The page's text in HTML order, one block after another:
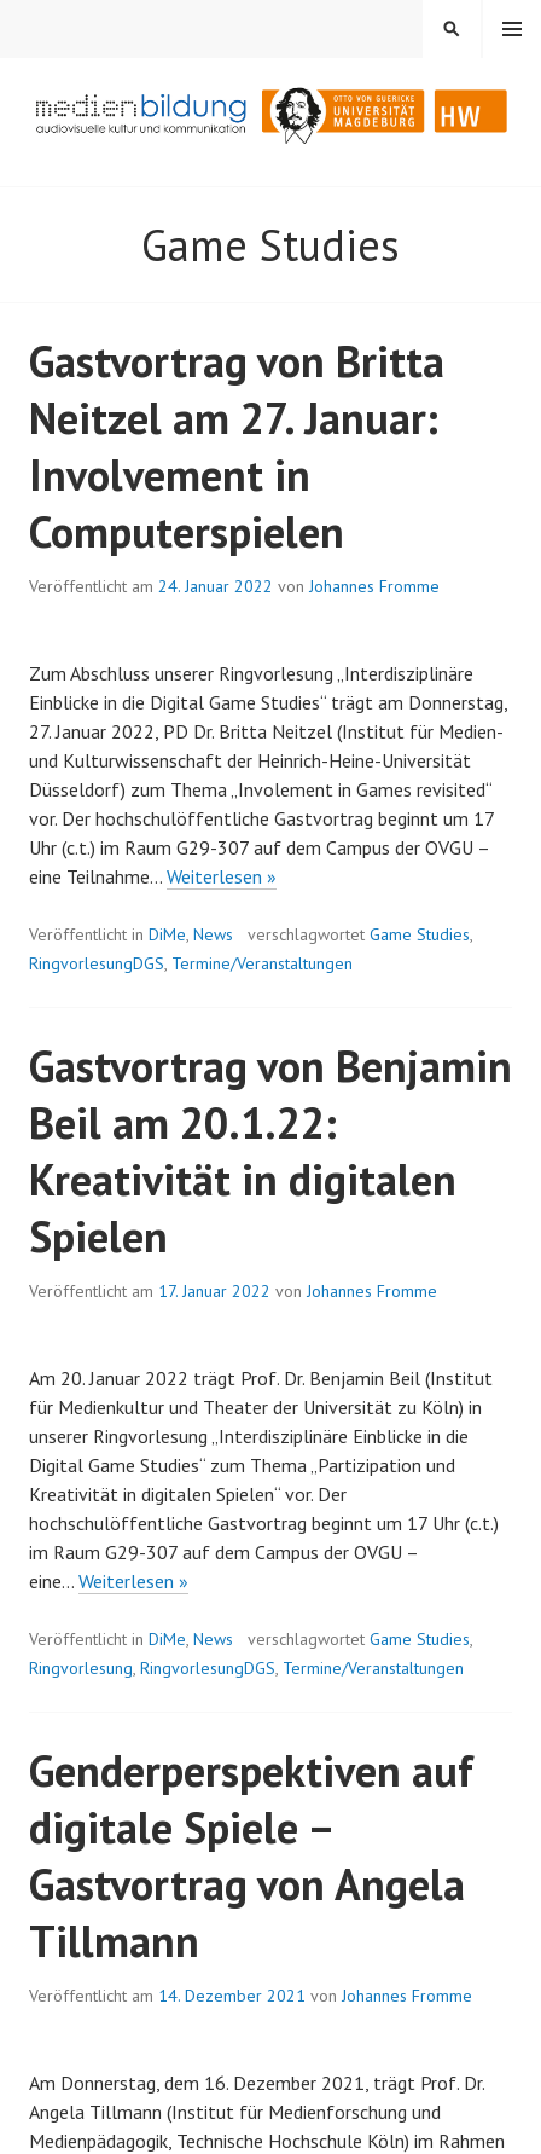
Audiovisuelle Kultur und Kommunikation
MENÜ
SUCHEN
Game Studies
Gastvortrag von Britta
Neitzel am 27. Januar:
Involvement in
Computerspielen
Veröffentlicht am 24. Januar 2022 vonJohannes Fromme
Zum Abschluss unserer Ringvorlesung „Interdisziplinäre
Einblicke in die Digital Game Studies“ trägt am Donnerstag,
27. Januar 2022, PD Dr. Britta Neitzel (Institut für Medien-
und Kulturwissenschaft der Heinrich-Heine-Universität
Düsseldorf) zum Thema „Involement in Games revisited“
vor. Der hochschulöffentliche Gastvortrag beginnt um 17
Uhr (c.t.) im Raum G29-307 auf dem Campus der OVGU –
eine Teilnahme… Weiterlesen »
Britta
Neitzel
Involvement
in
Computerspielen
Veröffentlicht in DiMe, News verschlagwortet Game Studies,
RingvorlesungDGS, Termine/Veranstaltungen
Gastvortrag von Benjamin
Beil am 20.1.22:
Kreativität in digitalen
Spielen
Veröffentlicht am 17. Januar 2022 vonJohannes Fromme
Am 20. Januar 2022 trägt Prof. Dr. Benjamin Beil (Institut
für Medienkultur und Theater der Universität zu Köln) in
unserer Ringvorlesung „Interdisziplinäre Einblicke in die
Digital Game Studies“ zum Thema „Partizipation und
Kreativität in digitalen Spielen“ vor. Der
hochschulöffentliche Gastvortrag beginnt um 17 Uhr (c.t.)
im Raum G29-307 auf dem Campus der OVGU –
eine… Weiterlesen »
Benjamin
Beil
in
digitalen
Spielen
Veröffentlicht in DiMe, News verschlagwortet Game Studies,
Ringvorlesung, RingvorlesungDGS, Termine/Veranstaltungen
Genderperspektiven auf
digitale Spiele –
Gastvortrag von Angela
Tillmann
Veröffentlicht am 14. Dezember 2021 vonJohannes Fromme
Am Donnerstag, dem 16. Dezember 2021, trägt Prof. Dr.
Angela Tillmann (Institut für Medienforschung und
Medienpädagogik, Technische Hochschule Köln) im Rahmen